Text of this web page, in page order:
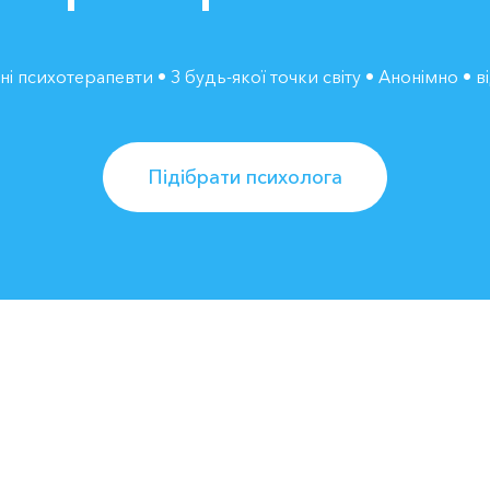
психотерапевти • З будь-якої точки світу • Анонімно •
Підібрати психолога